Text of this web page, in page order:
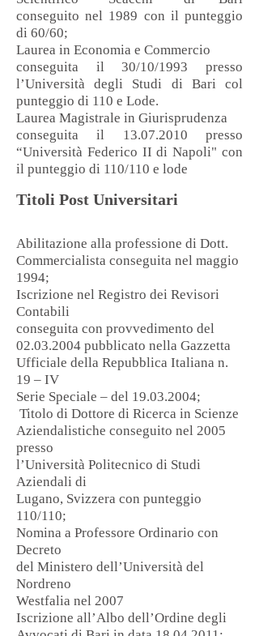
conseguito nel 1989 con il punteggio
di 60/60;
Laurea in Economia e Commercio
conseguita il 30/10/1993 presso
l’Universitàdegli Studi di Bari col
punteggio di 110 e Lode.
Laurea Magistrale in Giurisprudenza
conseguita il 13.07.2010 presso
“Università Federico II di Napoli" con
il punteggio di 110/110 e lode
Titoli Post Universitari
Abilitazione alla professione di Dott.
Commercialista conseguita nel maggio
1994;
Iscrizione nel Registro dei Revisori
Contabili
conseguita con provvedimento del
02.03.2004 pubblicato nella Gazzetta
Ufficiale della Repubblica Italiana n.
19 – IV
Serie Speciale – del 19.03.2004;
Titolo di Dottore di Ricerca in Scienze
Aziendalistiche conseguito nel 2005
presso
l’Università Politecnico di Studi
Aziendali di
Lugano, Svizzera con punteggio
110/110;
Nomina a Professore Ordinario con
Decreto
del Ministero dell’Università del
Nordreno
Westfalia nel 2007
Iscrizione all’Albo dell’Ordine degli